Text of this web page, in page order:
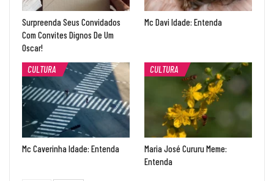
Surpreenda Seus Convidados
Com Convites Dignos De Um
Oscar!
Mc Davi Idade: Entenda
CULTURA
Mc Caverinha Idade: Entenda
CULTURA
Maria José Cururu Meme:
Entenda